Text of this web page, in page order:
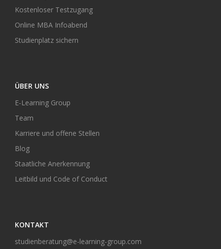
Kostenloser Testzugang
Online MBA Infoabend
Studienplatz sichern
ÜBER UNS
E-Learning Group
Team
Karriere und offene Stellen
Blog
Staatliche Anerkennung
Leitbild und Code of Conduct
KONTAKT
studienberatung@e-learning-group.com